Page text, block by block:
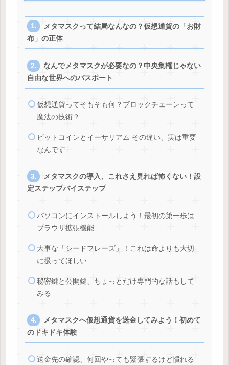
メタマスクって結局なんなの？仮想通貨の「お財
布」の正体
なんでメタマスクが必要なの？中央集権じゃない
自由な世界へのパスポート
仮想通貨ってそもそも何？ブロックチェーンって
魔法の技術？
ビットコインとイーサリアム その違い、実は重要
なんです
メタマスクの導入、これさえ見れば怖くない！設
定ステップバイステップ
パソコンにインストールしよう！最初の第一歩は
ブラウザ拡張機能
大事な「シードフレーズ」！これは命よりも大切
に扱ってほしい
秘密鍵と公開鍵、ちょっとだけ専門的な話もして
みる
メタマスクへ仮想通貨を送金してみよう！初めて
のドキドキ体験
送金先の確認、何回やっても緊張するけど慣れる